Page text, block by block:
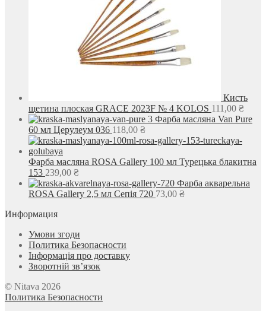
Кисть
щетина плоская GRACE 2023F № 4 KOLOS 111,00 ₴
Фарба масляна Van Pure
60 мл Церулеум 036 118,00 ₴
Фарба масляна ROSA Gallery 100 мл Турецька блакитна
153 239,00 ₴
Фарба акварельна
ROSA Gallery 2,5 мл Сепія 720 73,00 ₴
Информация
Умови згоди
Политика Безопасности
Інформація про доставку
Зворотній зв’язок
© Nitava 2026
Политика Безопасности